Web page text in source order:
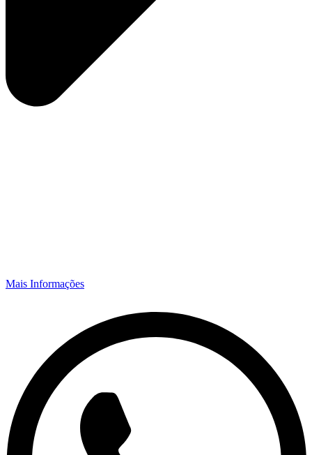
Mais Informações